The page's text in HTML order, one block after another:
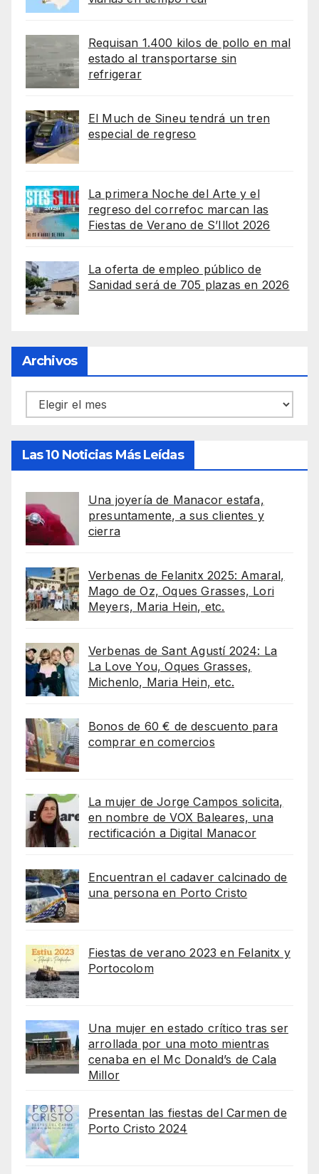
Requisan 1.400 kilos de pollo en mal
estado al transportarse sin
refrigerar
El Much de Sineu tendrá un tren
especial de regreso
La primera Noche del Arte y el
regreso del correfoc marcan las
Fiestas de Verano de S’Illot 2026
La oferta de empleo público de
Sanidad será de 705 plazas en 2026
Archivos
Archivos
Las 10 Noticias Más Leídas
Una joyería de Manacor estafa,
presuntamente, a sus clientes y
cierra
Verbenas de Felanitx 2025: Amaral,
Mago de Oz, Oques Grasses, Lori
Meyers, Maria Hein, etc.
Verbenas de Sant Agustí 2024: La
La Love You, Oques Grasses,
Michenlo, Maria Hein, etc.
Bonos de 60 € de descuento para
comprar en comercios
La mujer de Jorge Campos solicita,
en nombre de VOX Baleares, una
rectificación a Digital Manacor
Encuentran el cadaver calcinado de
una persona en Porto Cristo
Fiestas de verano 2023 en Felanitx y
Portocolom
Una mujer en estado crítico tras ser
arrollada por una moto mientras
cenaba en el Mc Donald’s de Cala
Millor
Presentan las fiestas del Carmen de
Porto Cristo 2024